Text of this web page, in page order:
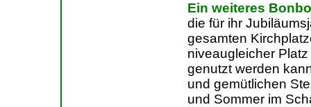
Ein weiteres
die für ihr
gesamten
niveaugleicher
genutzt werden
und gemütlichen
und Sommer im